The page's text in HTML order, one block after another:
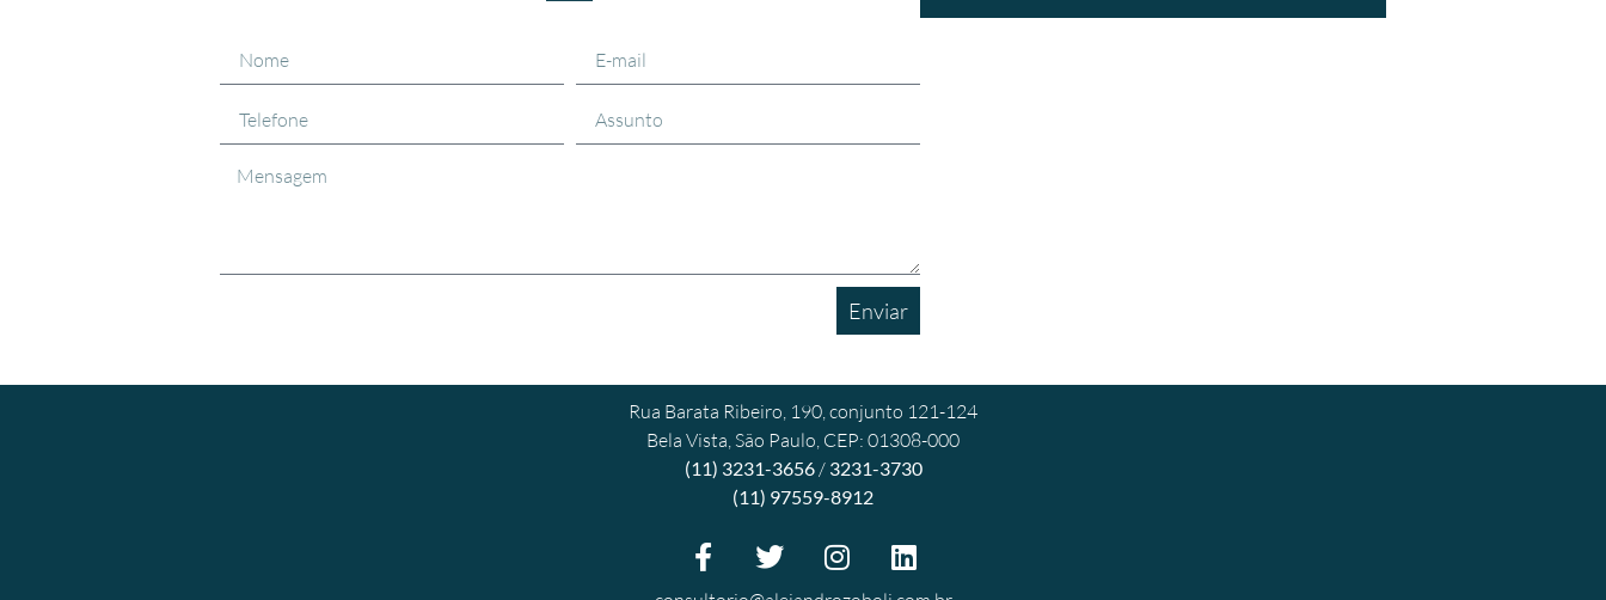
Enviar
Rua Barata Ribeiro, 190, conjunto 121-124
Bela Vista, São Paulo, CEP: 01308-000
(11) 3231-3656/ 3231-3730
(11) 97559-8912